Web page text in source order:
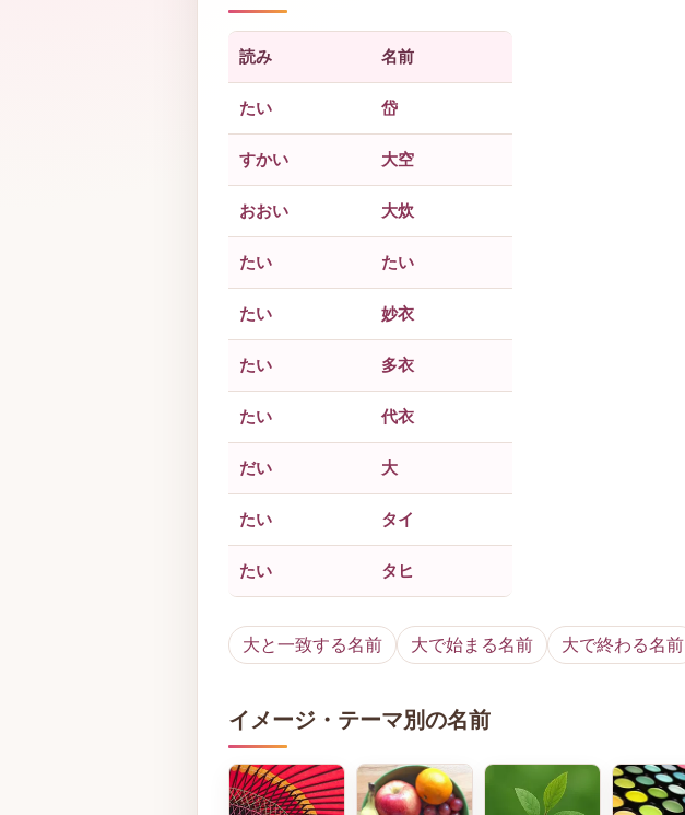
読み 名前
たい 岱
すかい 大空
おおい 大炊
たい たい
たい 妙衣
たい 多衣
たい 代衣
だい 大
たい タイ
たい タヒ
大と一致する名前 大で始まる名前 大で終わる名前
イメージ・テーマ別の名前